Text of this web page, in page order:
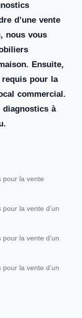
d’une vente
nous vous
Ensuite,
pour la
commercial.
diagnostics à
pour la vente
la vente d’un
la vente d’un
la vente d’un